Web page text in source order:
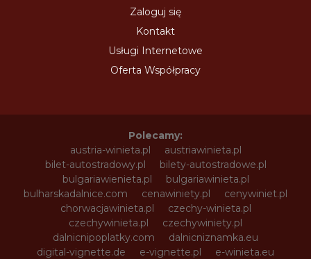
Zaloguj się
Kontakt
Usługi Internetowe
Oferta Współpracy
Polecamy:
austria-winieta.pl
austriawinieta.pl
bilet-autostradowy.pl
bilety-autostradowe.pl
bulgariawienieta.pl
bulgariawinieta.pl
bulharskadalnice.com
cenawiniety.pl
cenywiniet.pl
chorwacjawinieta.pl
czechy-winieta.pl
czechywinieta.pl
czechywiniety.pl
dalnicnipoplatky.com
dalnicniznamka.eu
digital-vignette.de
e-vignette.pl
e-winieta.eu